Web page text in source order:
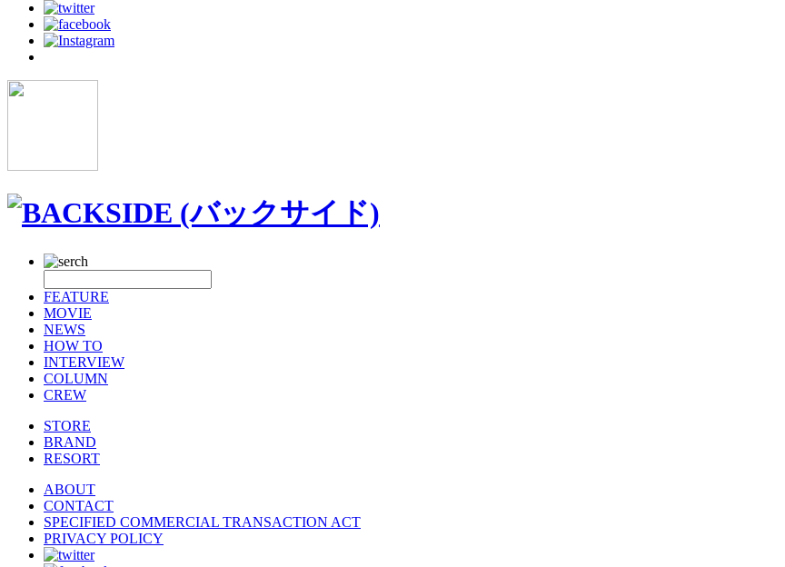
FEATURE
MOVIE
NEWS
HOW TO
INTERVIEW
COLUMN
CREW
STORE
BRAND
RESORT
ABOUT
CONTACT
SPECIFIED COMMERCIAL TRANSACTION ACT
PRIVACY POLICY